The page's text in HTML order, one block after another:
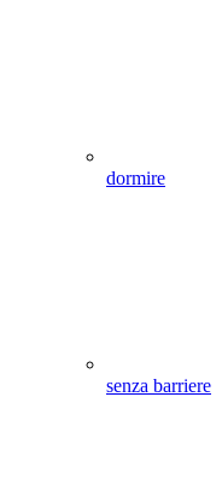
dormire
senza barriere